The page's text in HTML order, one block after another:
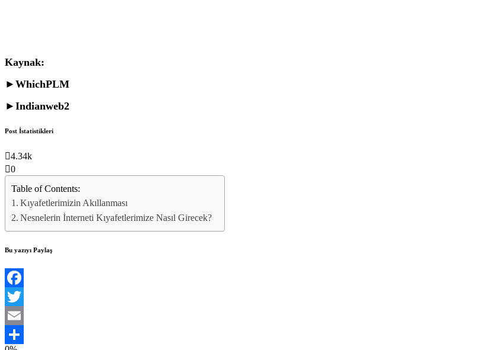
Kaynak:
►WhichPLM
►Indianweb2
Post İstatistikleri
4.34k
0
Table of Contents:
Kıyafetlerimizin Akıllanması
Nesnelerin İnterneti Kıyafetlerimize Nasıl Girecek?
Bu yazıyı Paylaş
Facebook
Twitter
Email